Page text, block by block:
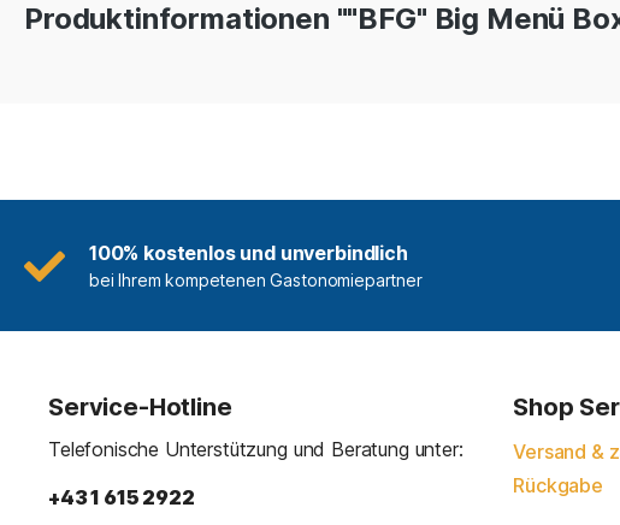
Produktinformationen ""BFG" Big Menü
100% kostenlos und unverbindlich
bei Ihrem kompetenen Gastonomiepartner
Service-Hotline
Telefonische Unterstützung und Beratung unter:
+43 1 615 2922
Shop
Versand &
Rückgabe